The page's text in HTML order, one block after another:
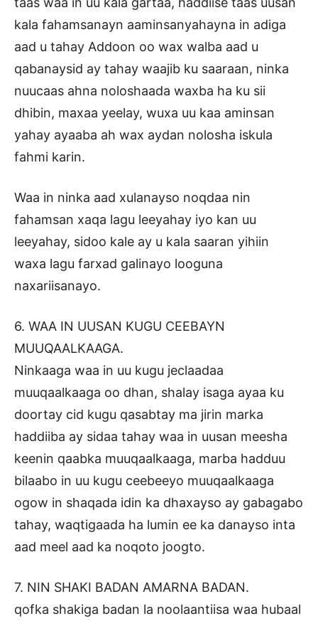
kala fahamsanayn aaminsanyahayna in adiga
aad u tahay Addoon oo wax walba aad u
qabanaysid ay tahay waajib ku saaraan, ninka
nuucaas ahna noloshaada waxba ha ku sii
dhibin, maxaa yeelay, wuxa uu kaa aminsan
yahay ayaaba ah wax aydan nolosha iskula
fahmi karin.
Waa in ninka aad xulanayso noqdaa nin
fahamsan xaqa lagu leeyahay iyo kan uu
leeyahay, sidoo kale ay u kala saaran yihiin
waxa lagu farxad galinayo looguna
naxariisanayo.
6. WAA IN UUSAN KUGU CEEBAYN
MUUQAALKAAGA.
Ninkaaga waa in uu kugu jeclaadaa
muuqaalkaaga oo dhan, shalay isaga ayaa ku
doortay cid kugu qasabtay ma jirin marka
haddiiba ay sidaa tahay waa in uusan meesha
keenin qaabka muuqaalkaaga, marba hadduu
bilaabo in uu kugu ceebeeyo muuqaalkaaga
ogow in shaqada idin ka dhaxayso ay gabagabo
tahay, waqtigaada ha lumin ee ka danayso inta
aad meel aad ka noqoto joogto.
7. NIN SHAKI BADAN AMARNA BADAN.
qofka shakiga badan la noolaantiisa waa hubaal